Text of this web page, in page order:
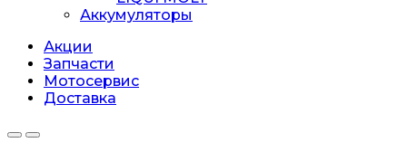
Аккумуляторы
Акции
Запчасти
Мотосервис
Доставка